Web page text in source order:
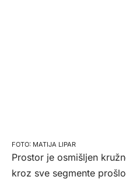
MATIJA LIPAR
Prostor je osmišljen
kroz sve segmente